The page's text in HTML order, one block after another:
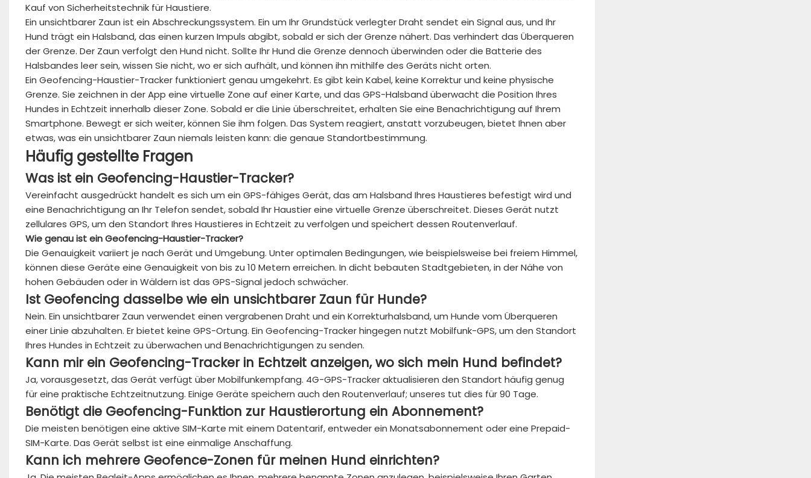
Kauf von Sicherheitstechnik für Haustiere.
Ein unsichtbarer Zaun ist ein Abschreckungssystem. Ein um Ihr Grundstück verlegter Draht sendet ein Signal aus, und Ihr
Hund trägt ein Halsband, das einen kurzen Impuls abgibt, sobald er sich der Grenze nähert. Das verhindert das Überqueren
der Grenze. Der Zaun verfolgt den Hund nicht. Sollte Ihr Hund die Grenze dennoch überwinden oder die Batterie des
Halsbandes leer sein, wissen Sie nicht, wo er sich aufhält, und können ihn mithilfe des Geräts nicht orten.
Ein Geofencing-Haustier-Tracker funktioniert genau umgekehrt. Es gibt kein Kabel, keine Korrektur und keine physische
Grenze. Sie zeichnen in der App eine virtuelle Zone auf einer Karte, und das GPS-Halsband überwacht die Position Ihres
Hundes in Echtzeit innerhalb dieser Zone. Sobald er die Linie überschreitet, erhalten Sie eine Benachrichtigung auf Ihrem
Smartphone. Bewegt er sich weiter, können Sie ihm folgen. Das System reagiert, anstatt vorzubeugen, bietet Ihnen aber
etwas, was ein unsichtbarer Zaun niemals leisten kann: die genaue Standortbestimmung.
Häufig gestellte Fragen
Was ist ein Geofencing-Haustier-Tracker?
Vereinfacht ausgedrückt handelt es sich um ein GPS-fähiges Gerät, das am Halsband Ihres Haustieres befestigt wird und
eine Benachrichtigung an Ihr Telefon sendet, sobald Ihr Haustier eine virtuelle Grenze überschreitet. Dieses Gerät nutzt
zellulares GPS, um den Standort Ihres Haustieres in Echtzeit zu verfolgen und speichert dessen Routenverlauf.
Wie genau ist ein Geofencing-Haustier-Tracker?
Die Genauigkeit variiert je nach Gerät und Umgebung. Unter optimalen Bedingungen, wie beispielsweise bei freiem Himmel,
können diese Geräte eine Genauigkeit von bis zu 10 Metern erreichen. In dicht bebauten Stadtgebieten, in der Nähe von
hohen Gebäuden oder in Wäldern ist das GPS-Signal jedoch schwächer.
Ist Geofencing dasselbe wie ein unsichtbarer Zaun für Hunde?
Nein. Ein unsichtbarer Zaun verwendet einen vergrabenen Draht und ein Korrekturhalsband, um Hunde vom Überqueren
einer Linie abzuhalten. Er bietet keine GPS-Ortung. Ein Geofencing-Tracker hingegen nutzt Mobilfunk-GPS, um den Standort
Ihres Hundes in Echtzeit zu überwachen und Benachrichtigungen zu senden.
Kann mir ein Geofencing-Tracker in Echtzeit anzeigen, wo sich mein Hund befindet?
Ja, vorausgesetzt, das Gerät verfügt über Mobilfunkempfang. 4G-GPS-Tracker aktualisieren den Standort häufig genug
für eine praktische Echtzeitnutzung. Einige Geräte speichern auch den Routenverlauf; unseres tut dies für 90 Tage.
Benötigt die Geofencing-Funktion zur Haustierortung ein Abonnement?
Die meisten benötigen eine aktive SIM-Karte mit einem Datentarif, entweder ein Monatsabonnement oder eine Prepaid-
SIM-Karte. Das Gerät selbst ist eine einmalige Anschaffung.
Kann ich mehrere Geofence-Zonen für meinen Hund einrichten?